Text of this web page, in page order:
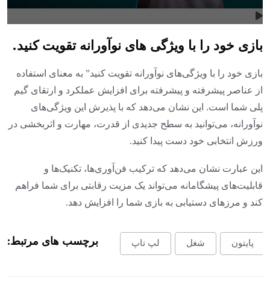
بازی خود را با ویژگی های نوآورانه تقویت کنید.
بازی خود را با ویژگی‌های نوآورانه تقویت کنید” به معنای استفاده
از عناصر پیشرفته و پیشرفته برای افزایش عملکرد و ارتقای گیم
پلی شما است. این نشان می‌دهد که با پذیرش این ویژگی‌های
نوآورانه، می‌توانید به سطح جدیدی از قدرت، مهارت و اثربخشی در
ورزش انتخابی خود دست پیدا کنید.
این عبارت نشان می‌دهد که ترکیب فن‌آوری‌ها، تکنیک‌ها و
قابلیت‌های پیشگامانه می‌تواند یک مزیت رقابتی برای شما فراهم
کند و مرزهای دستیابی به بازی شما را افزایش دهد.
برچسب های مرتبط: پایتون شغل لپ تاپ